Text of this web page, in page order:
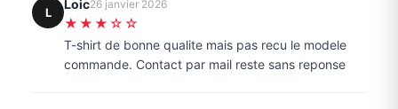
L
Loic26 janvier 2026
★★★☆☆
T-shirt de bonne qualite mais pas recu le modele
commande. Contact par mail reste sans reponse